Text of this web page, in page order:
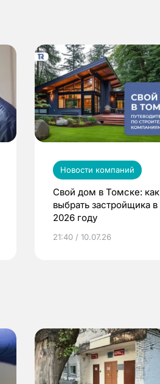
Новости компаний
Свой дом в Томске: как
выбрать застройщика в
2026 году
21:40 / 10.07.26